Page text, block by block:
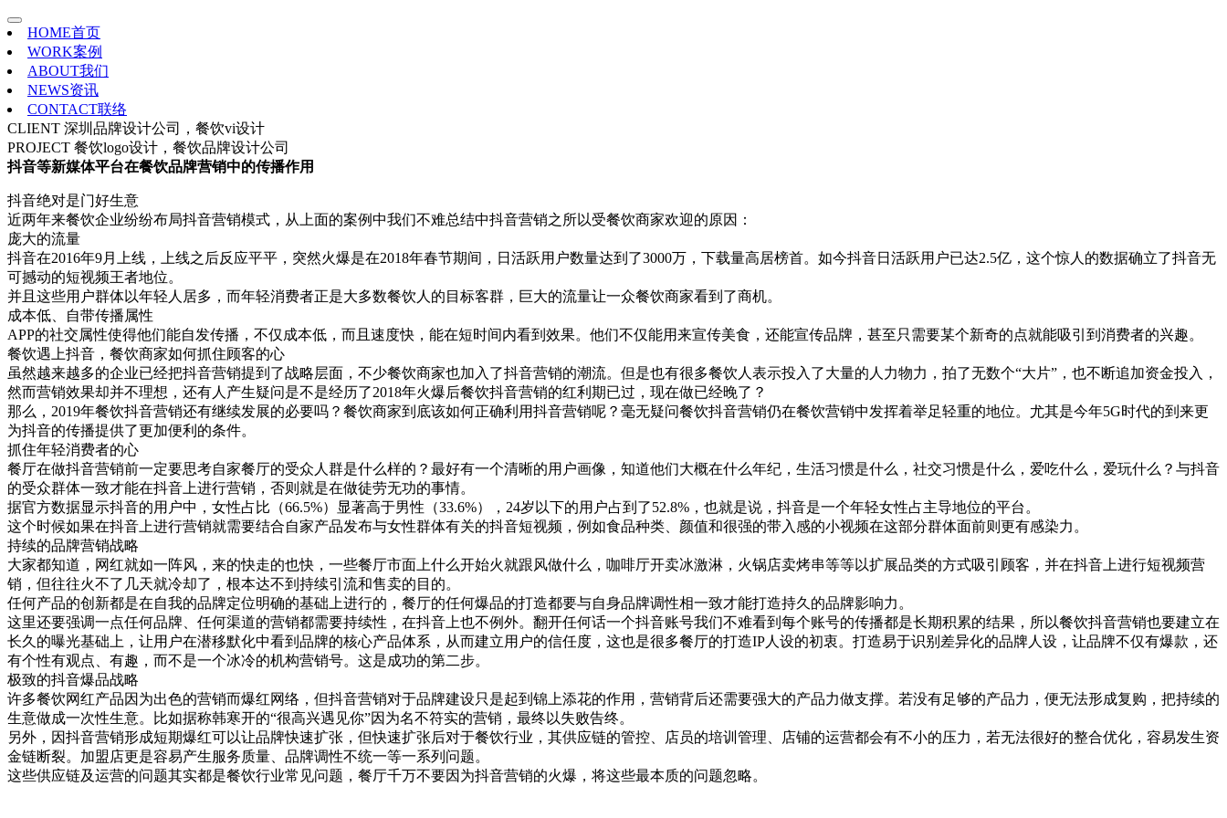
HOME首页
WORK案例
ABOUT我们
NEWS资讯
CONTACT联络
CLIENT 深圳品牌设计公司，餐饮vi设计
PROJECT 餐饮logo设计，餐饮品牌设计公司
抖音等新媒体平台在餐饮品牌营销中的传播作用
抖音绝对是门好生意
近两年来餐饮企业纷纷布局抖音营销模式，从上面的案例中我们不难总结中抖音营销之所以受餐饮商家欢迎的原因：
庞大的流量
抖音在2016年9月上线，上线之后反应平平，突然火爆是在2018年春节期间，日活跃用户数量达到了3000万，下载量高居榜首。如今抖音日活跃用户已达2.5亿，这个惊人的数据确立了抖音无
可撼动的短视频王者地位。
并且这些用户群体以年轻人居多，而年轻消费者正是大多数餐饮人的目标客群，巨大的流量让一众餐饮商家看到了商机。
成本低、自带传播属性
APP的社交属性使得他们能自发传播，不仅成本低，而且速度快，能在短时间内看到效果。他们不仅能用来宣传美食，还能宣传品牌，甚至只需要某个新奇的点就能吸引到消费者的兴趣。
餐饮遇上抖音，餐饮商家如何抓住顾客的心
虽然越来越多的企业已经把抖音营销提到了战略层面，不少餐饮商家也加入了抖音营销的潮流。但是也有很多餐饮人表示投入了大量的人力物力，拍了无数个“大片”，也不断追加资金投入，
然而营销效果却并不理想，还有人产生疑问是不是经历了2018年火爆后餐饮抖音营销的红利期已过，现在做已经晚了？
那么，2019年餐饮抖音营销还有继续发展的必要吗？餐饮商家到底该如何正确利用抖音营销呢？毫无疑问餐饮抖音营销仍在餐饮营销中发挥着举足轻重的地位。尤其是今年5G时代的到来更
为抖音的传播提供了更加便利的条件。
抓住年轻消费者的心
餐厅在做抖音营销前一定要思考自家餐厅的受众人群是什么样的？最好有一个清晰的用户画像，知道他们大概在什么年纪，生活习惯是什么，社交习惯是什么，爱吃什么，爱玩什么？与抖音
的受众群体一致才能在抖音上进行营销，否则就是在做徒劳无功的事情。
据官方数据显示抖音的用户中，女性占比（66.5%）显著高于男性（33.6%），24岁以下的用户占到了52.8%，也就是说，抖音是一个年轻女性占主导地位的平台。
这个时候如果在抖音上进行营销就需要结合自家产品发布与女性群体有关的抖音短视频，例如食品种类、颜值和很强的带入感的小视频在这部分群体面前则更有感染力。
持续的品牌营销战略
大家都知道，网红就如一阵风，来的快走的也快，一些餐厅市面上什么开始火就跟风做什么，咖啡厅开卖冰激淋，火锅店卖烤串等等以扩展品类的方式吸引顾客，并在抖音上进行短视频营
销，但往往火不了几天就冷却了，根本达不到持续引流和售卖的目的。
任何产品的创新都是在自我的品牌定位明确的基础上进行的，餐厅的任何爆品的打造都要与自身品牌调性相一致才能打造持久的品牌影响力。
这里还要强调一点任何品牌、任何渠道的营销都需要持续性，在抖音上也不例外。翻开任何话一个抖音账号我们不难看到每个账号的传播都是长期积累的结果，所以餐饮抖音营销也要建立在
长久的曝光基础上，让用户在潜移默化中看到品牌的核心产品体系，从而建立用户的信任度，这也是很多餐厅的打造IP人设的初衷。打造易于识别差异化的品牌人设，让品牌不仅有爆款，还
有个性有观点、有趣，而不是一个冰冷的机构营销号。这是成功的第二步。
极致的抖音爆品战略
许多餐饮网红产品因为出色的营销而爆红网络，但抖音营销对于品牌建设只是起到锦上添花的作用，营销背后还需要强大的产品力做支撑。若没有足够的产品力，便无法形成复购，把持续的
生意做成一次性生意。比如据称韩寒开的“很高兴遇见你”因为名不符实的营销，最终以失败告终。
另外，因抖音营销形成短期爆红可以让品牌快速扩张，但快速扩张后对于餐饮行业，其供应链的管控、店员的培训管理、店铺的运营都会有不小的压力，若无法很好的整合优化，容易发生资
金链断裂。加盟店更是容易产生服务质量、品牌调性不统一等一系列问题。
这些供应链及运营的问题其实都是餐饮行业常见问题，餐厅千万不要因为抖音营销的火爆，将这些最本质的问题忽略。